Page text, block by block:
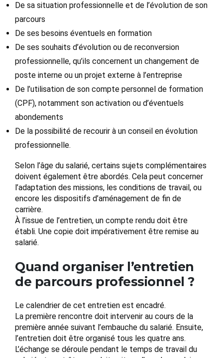
De sa situation professionnelle et de l’évolution de son
parcours
De ses besoins éventuels en formation
De ses souhaits d’évolution ou de reconversion
professionnelle, qu’ils concernent un changement de
poste interne ou un projet externe à l’entreprise
De l’utilisation de son compte personnel de formation
(CPF), notamment son activation ou d’éventuels
abondements
De la possibilité de recourir à un conseil en évolution
professionnelle.
Selon l’âge du salarié, certains sujets complémentaires
doivent également être abordés. Cela peut concerner
l’adaptation des missions, les conditions de travail, ou
encore les dispositifs d’aménagement de fin de
carrière.
À l’issue de l’entretien, un compte rendu doit être
établi. Une copie doit impérativement être remise au
salarié.
Quand organiser l’entretien
de parcours professionnel ?
Le calendrier de cet entretien est encadré.
La première rencontre doit intervenir au cours de la
première année suivant l’embauche du salarié. Ensuite,
l’entretien doit être organisé tous les quatre ans.
L’échange se déroule pendant le temps de travail du